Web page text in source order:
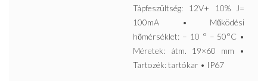
Tápfeszültség: 12V+ 10% J=
100mA • Működési
hőmérséklet: – 10 ° – 50°C •
Méretek: átm. 19×60 mm •
Tartozék: tartókar • IP67